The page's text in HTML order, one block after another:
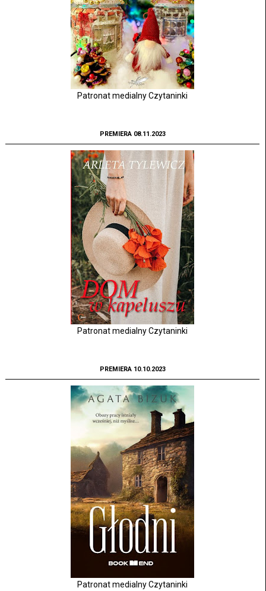
Patronat medialny Czytaninki
PREMIERA 08.11.2023
Patronat medialny Czytaninki
PREMIERA 10.10.2023
Patronat medialny Czytaninki